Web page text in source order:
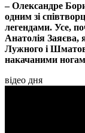
– Олександре
одним зі
легендами. Усе,
Анатолія Заяєва,
Лужного і
накачаними
відео дня